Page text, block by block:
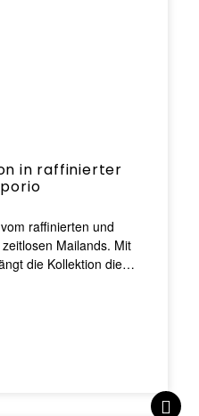
in raffinierter
raffinierten und
Mailands. Mit
die Kollektion die…